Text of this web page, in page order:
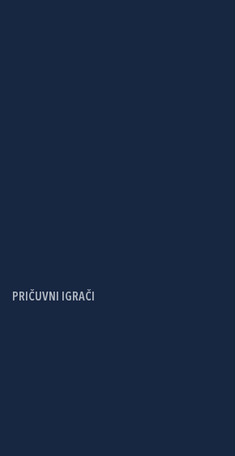
PRIČUVNI IGRAČI